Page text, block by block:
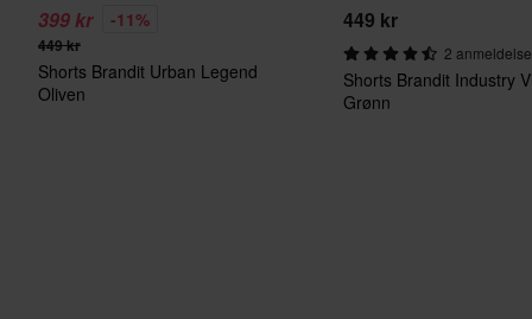
399 kr -11%
449 kr
Shorts Brandit Urban Legend
Oliven
449 kr
2
Shorts Brandit Industry
Grønn